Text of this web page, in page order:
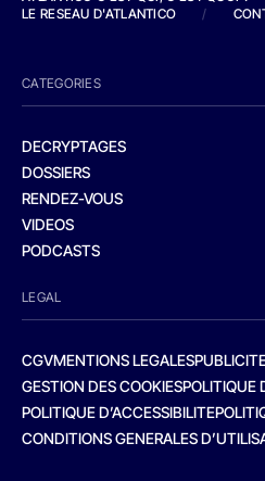
LE RESEAU D'ATLANTICO
/
CATEGORIES
DECRYPTAGES
DOSSIERS
RENDEZ-VOUS
VIDEOS
PODCASTS
LEGAL
CGVMENTIONS LEGALES
GESTION DES COOKIESPOLITIQUE
POLITIQUE D’ACCESSIBILITE
CONDITIONS GENERALES